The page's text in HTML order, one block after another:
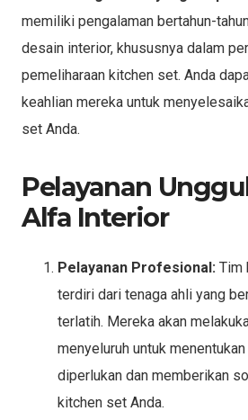
memiliki pengalaman bertahun-
desain interior, khususnya dalam
pemeliharaan kitchen set. Anda
keahlian mereka untuk
set Anda.
Pelayanan
Alfa Interior
Pelayanan Profesional: Tim
terdiri dari tenaga ahli yang
terlatih. Mereka akan
menyeluruh untuk
diperlukan dan memberikan
kitchen set Anda.